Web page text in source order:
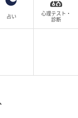
占い
心理テスト・
診断